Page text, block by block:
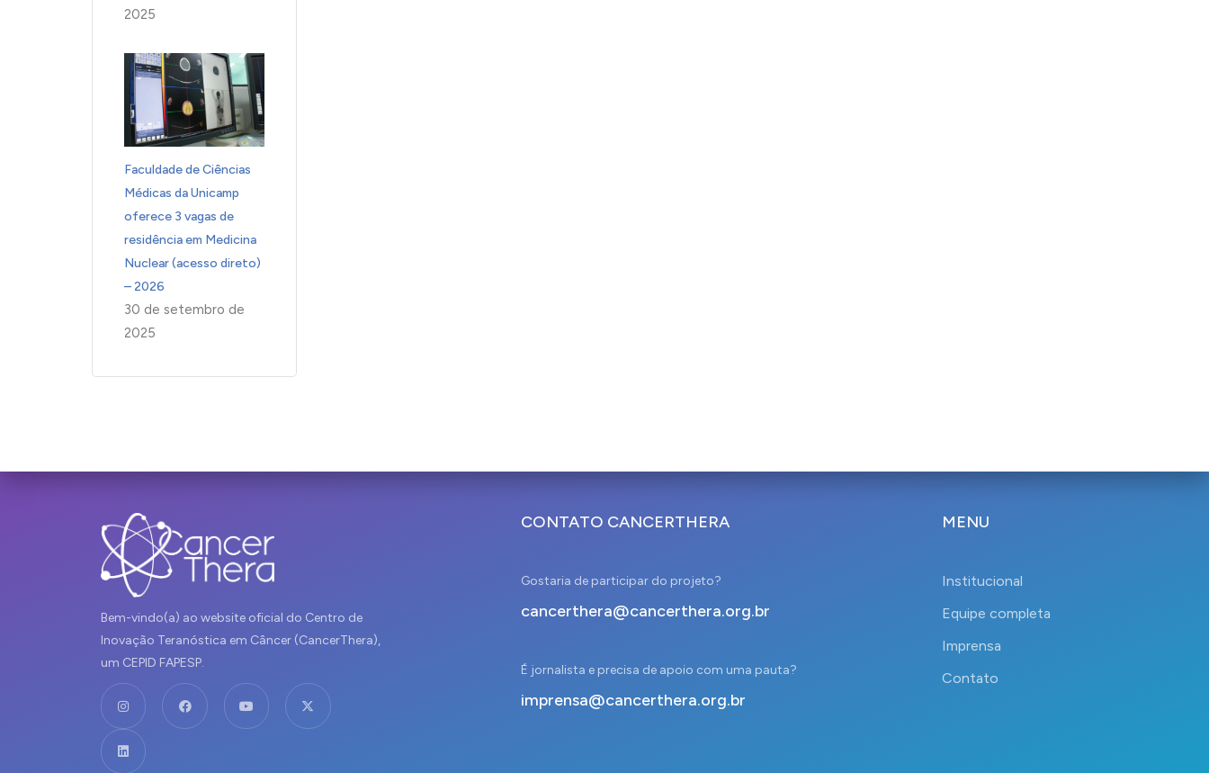
2025
Faculdade de Ciências
Médicas da Unicamp
oferece 3 vagas de
residência em Medicina
Nuclear (acesso direto)
– 2026
30 de setembro de
2025
Bem-vindo(a) ao website oficial do Centro de
Inovação Teranóstica em Câncer (CancerThera),
um CEPID FAPESP.
CONTATO CANCERTHERA
Gostaria de participar do projeto?
cancerthera@cancerthera.org.br
É jornalista e precisa de apoio com uma pauta?
imprensa@cancerthera.org.br
MENU
Institucional
Equipe completa
Imprensa
Contato